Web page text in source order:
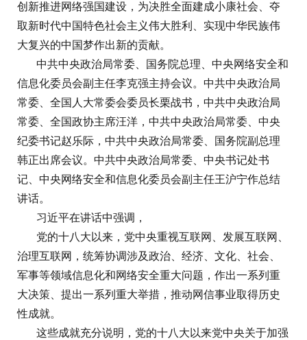
创新推进网络强国建设，为决胜全面建成小康社会、夺
取新时代中国特色社会主义伟大胜利、实现中华民族伟
大复兴的中国梦作出新的贡献。
中共中央政治局常委、国务院总理、中央网络安全和
信息化委员会副主任李克强主持会议。中共中央政治局
常委、全国人大常委会委员长栗战书，中共中央政治局
常委、全国政协主席汪洋，中共中央政治局常委、中央
纪委书记赵乐际，中共中央政治局常委、国务院副总理
韩正出席会议。中共中央政治局常委、中央书记处书
记、中央网络安全和信息化委员会副主任王沪宁作总结
讲话。
习近平在讲话中强调，
党的十八大以来，党中央重视互联网、发展互联网、
治理互联网，统筹协调涉及政治、经济、文化、社会、
军事等领域信息化和网络安全重大问题，作出一系列重
大决策、提出一系列重大举措，推动网信事业取得历史
性成就。
这些成就充分说明，党的十八大以来党中央关于加强